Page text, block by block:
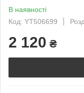
В наявності
Код: YT506699
2 120 ₴